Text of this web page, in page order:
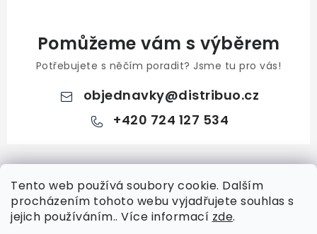
Tento web používá soubory cookie. Dalším
procházením tohoto webu vyjadřujete souhlas s
jejich používáním.. Více informací zde.
Pomůžeme vám s výběrem
Potřebujete s něčím poradit? Jsme tu pro vás!
objednavky@distribuo.cz
+420 724 127 534
Z
á
p
a
Pro zákazníky
Doprava a platba
Pro firmy